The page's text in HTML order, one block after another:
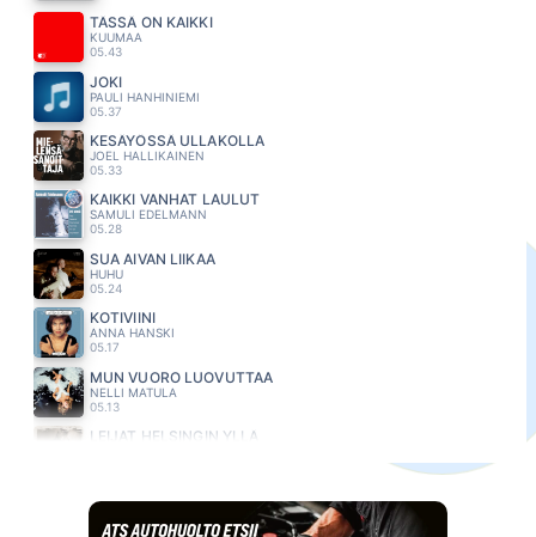
TÄSSÄ ON KAIKKI
KUUMAA
05.43
JOKI
PAULI HANHINIEMI
05.37
KESÄYÖSSÄ ULLAKOLLA
JOEL HALLIKAINEN
05.33
KAIKKI VANHAT LAULUT
SAMULI EDELMANN
05.28
SUA AIVAN LIIKAA
HUHU
05.24
KOTIVIINI
ANNA HANSKI
05.17
MUN VUORO LUOVUTTAA
NELLI MATULA
05.13
LEIJAT HELSINGIN YLLÄ
RESSU REDFORD
05.03